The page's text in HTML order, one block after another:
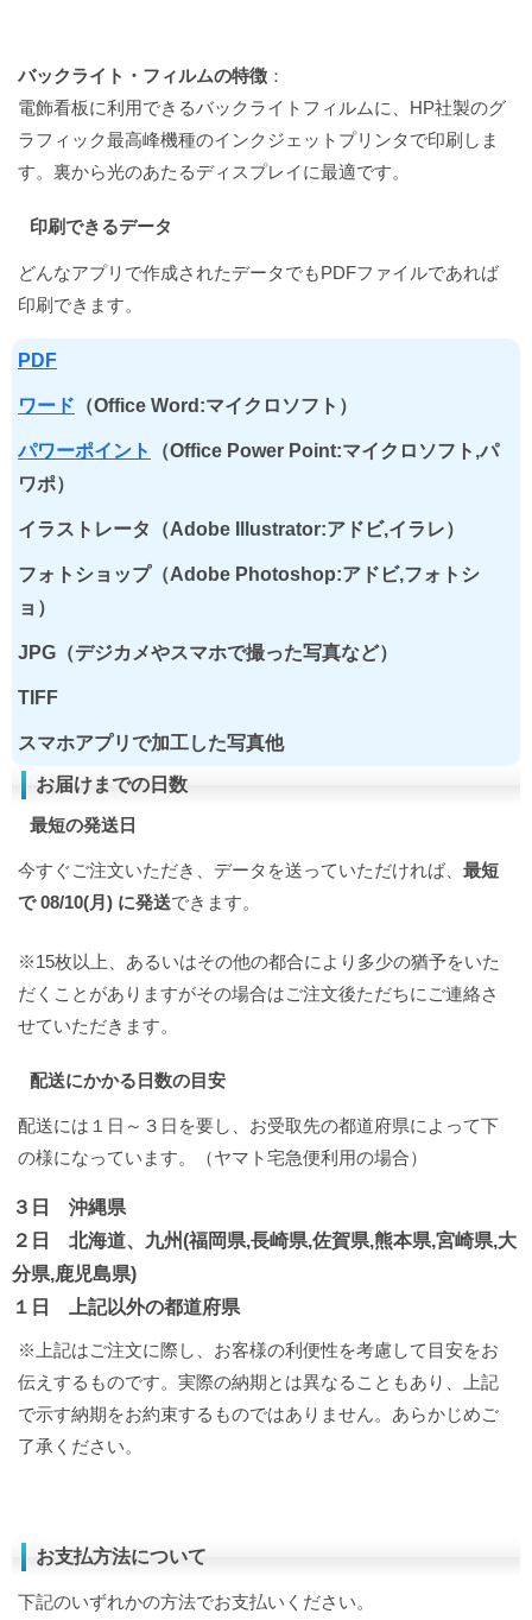
バックライト・フィルムの特徴 ：
電飾看板に利用できるバックライトフィルムに、HP社製のグ
ラフィック最高峰機種のインクジェットプリンタで印刷しま
す。裏から光のあたるディスプレイに最適です。
印刷できるデータ
どんなアプリで作成されたデータでもPDFファイルであれば
印刷できます。
PDF
ワード （Office Word:マイクロソフト）
パワーポイント
（Office Power Point:マイクロソフト,パ
ワポ）
イラストレータ（Adobe Illustrator:アドビ,イラレ）
フォトショップ（Adobe Photoshop:アドビ,フォトシ
ョ）
JPG（デジカメやスマホで撮った写真など）
TIFF
スマホアプリで加工した写真他
お届けまでの日数
最短の発送日
今すぐご注文いただき、データを送っていただければ、 最短
で 08/10(月) に発送できます。
※15枚以上、あるいはその他の都合により多少の猶予をいた
だくことがありますがその場合はご注文後ただちにご連絡さ
せていただきます。
配送にかかる日数の目安
配送には１日～３日を要し、お受取先の都道府県によって下
の様になっています。（ヤマト宅急便利用の場合）
３日 沖縄県
２日 北海道、九州(福岡県,長崎県,佐賀県,熊本県,宮崎県,大
分県,鹿児島県)
１日 上記以外の都道府県
※上記はご注文に際し、お客様の利便性を考慮して目安をお
伝えするものです。実際の納期とは異なることもあり、上記
で示す納期をお約束するものではありません。あらかじめご
了承ください。
お支払方法について
下記のいずれかの方法でお支払いください。